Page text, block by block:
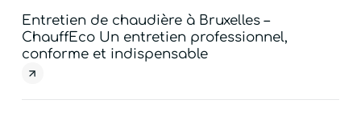
Entretien de chaudière à Bruxelles –
ChauffEco Un entretien professionnel,
conforme et indispensable